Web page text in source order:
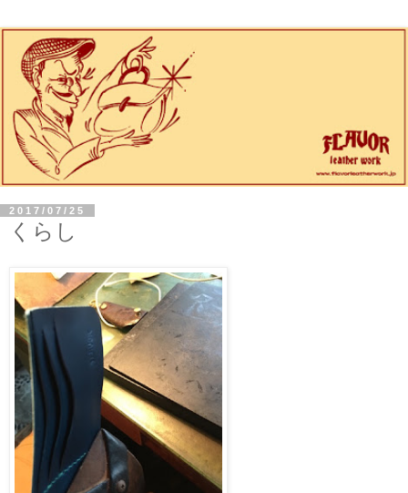
2017/07/25
くらし